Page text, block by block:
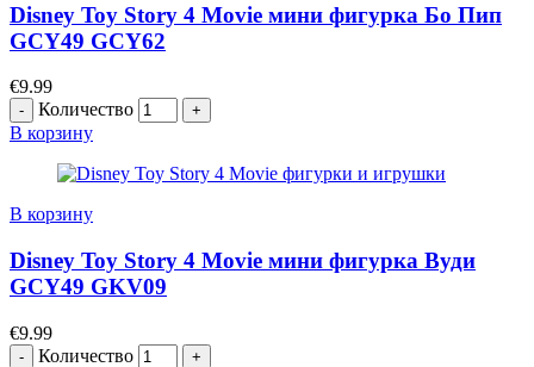
Disney Toy Story 4 Movie мини фигурка Бо Пип
GCY49 GCY62
€9.99
Количество
В корзину
В корзину
Disney Toy Story 4 Movie мини фигурка Вуди
GCY49 GKV09
€9.99
Количество